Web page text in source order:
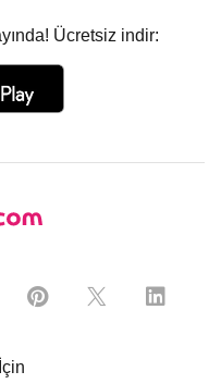
Ücretsiz indir: